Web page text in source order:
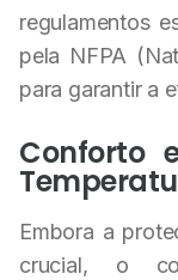
regulamentos
pela NFPA
para garantir a
Conforto
Embora a
crucial, o